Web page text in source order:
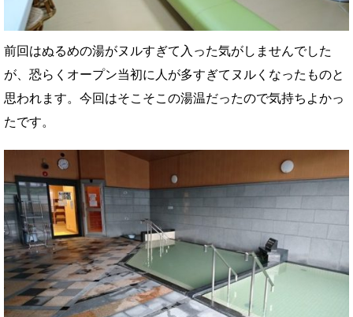
前回はぬるめの湯がヌルすぎて入った気がしませんでした
が、恐らくオープン当初に人が多すぎてヌルくなったものと
思われます。今回はそこそこの湯温だったので気持ちよかっ
たです。